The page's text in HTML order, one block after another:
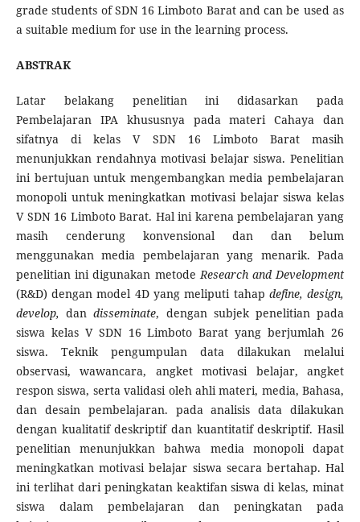
grade students of SDN 16 Limboto Barat and can be used as
a suitable medium for use in the learning process.
ABSTRAK
Latar belakang penelitian ini didasarkan pada
Pembelajaran IPA khususnya pada materi Cahaya dan
sifatnya di kelas V SDN 16 Limboto Barat masih
menunjukkan rendahnya motivasi belajar siswa. Penelitian
ini bertujuan untuk mengembangkan media pembelajaran
monopoli untuk meningkatkan motivasi belajar siswa kelas
V SDN 16 Limboto Barat. Hal ini karena pembelajaran yang
masih cenderung konvensional dan dan belum
menggunakan media pembelajaran yang menarik. Pada
penelitian ini digunakan metodeResearch and Development
(R&D) dengan model 4D yang meliputi tahap define, design,
develop, dandisseminate, dengan subjek penelitian pada
siswa kelas V SDN 16 Limboto Barat yang berjumlah 26
siswa. Teknik pengumpulan data dilakukan melalui
observasi, wawancara, angket motivasi belajar, angket
respon siswa, serta validasi oleh ahli materi, media, Bahasa,
dan desain pembelajaran. pada analisis data dilakukan
dengan kualitatif deskriptif dan kuantitatif deskriptif. Hasil
penelitian menunjukkan bahwa media monopoli dapat
meningkatkan motivasi belajar siswa secara bertahap. Hal
ini terlihat dari peningkatan keaktifan siswa di kelas, minat
siswa dalam pembelajaran dan peningkatan pada